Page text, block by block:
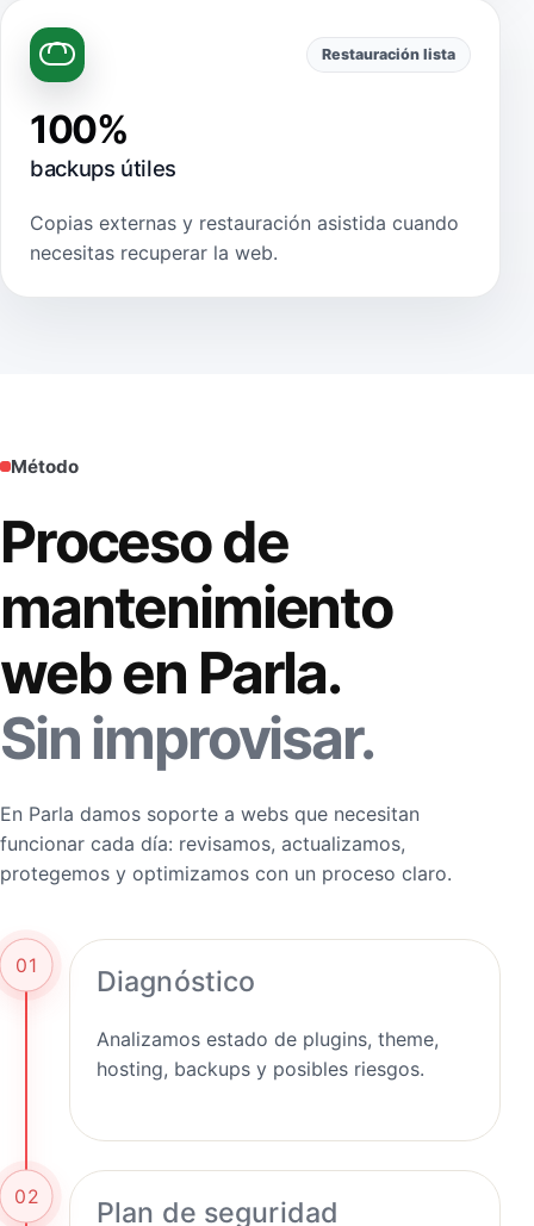
Restauración lista
100%
backups útiles
Copias externas y restauración asistida cuando
necesitas recuperar la web.
Método
Proceso de
mantenimiento
web en Parla.
Sin improvisar.
En Parla damos soporte a webs que necesitan
funcionar cada día: revisamos, actualizamos,
protegemos y optimizamos con un proceso claro.
01 Diagnóstico
Analizamos estado de plugins, theme,
hosting, backups y posibles riesgos.
02 Plan de seguridad